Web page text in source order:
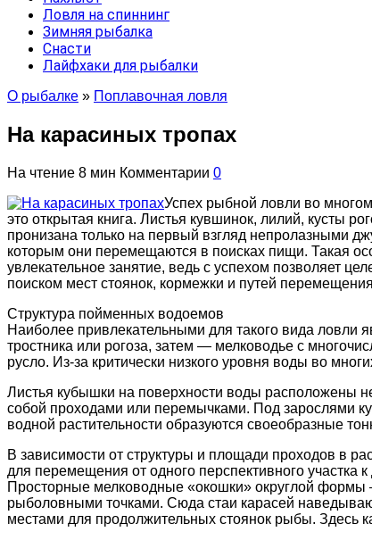
Ловля на спиннинг
Зимняя рыбалка
Снасти
Лайфхаки для рыбалки
О рыбалке » Поплавочная ловля
На карасиных тропах
На чтение 8 мин Комментарии 0
Успех рыбной ловли во
это открытая книга. Листья кувшинок, лилий, кусты
пронизана только на первый взгляд непролазными
которым они перемещаются в поисках пищи. Такая
увлекательное занятие, ведь с успехом позволяет
поиском мест стоянок, кормежки и путей
Структура пойменных водоемов
Наиболее привлекательными для такого вида ловли
тростника или рогоза, затем — мелководье с
русло. Из-за критически низкого уровня воды во
Листья кубышки на поверхности воды расположены
собой проходами или перемычками. Под зарослями
водной растительности образуются своеобразные
В зависимости от структуры и площади проходов в
для перемещения от одного перспективного участка
Просторные мелководные «окошки» округлой формы
рыболовными точками. Сюда стаи карасей
местами для продолжительных стоянок рыбы. Здесь